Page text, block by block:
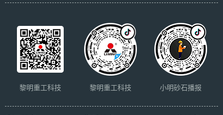
黎明重工科技 黎明重工科技 小明砂石播报